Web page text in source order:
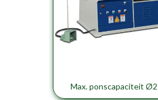
Max. ponscapaciteit